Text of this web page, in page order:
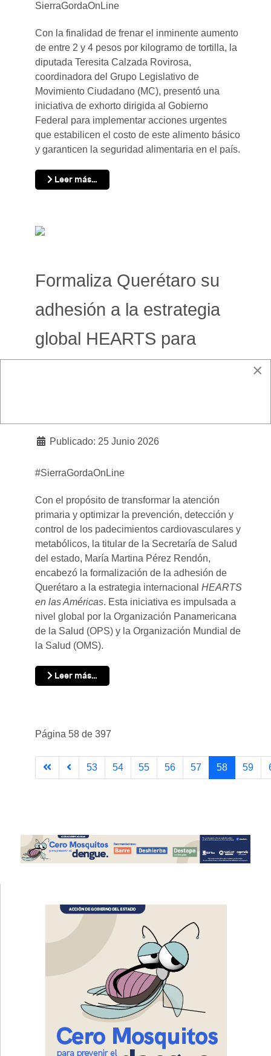
SierraGordaOnLine
Con la finalidad de frenar el inminente aumento
de entre 2 y 4 pesos por kilogramo de tortilla, la
diputada Teresita Calzada Rovirosa,
coordinadora del Grupo Legislativo de
Movimiento Ciudadano (MC), presentó una
iniciativa de exhorto dirigida al Gobierno
Federal para implementar acciones urgentes
que estabilicen el costo de este alimento básico
y garanticen la seguridad alimentaria en el país.
Leer más…
Formaliza Querétaro su
adhesión a la estrategia
global HEARTS para
Publicado: 25 Junio 2026
#SierraGordaOnLine
Con el propósito de transformar la atención
primaria y optimizar la prevención, detección y
control de los padecimientos cardiovasculares y
metabólicos, la titular de la Secretaría de Salud
del estado, María Martina Pérez Rendón,
encabezó la formalización de la adhesión de
Querétaro a la estrategia internacional HEARTS
en las Américas. Esta iniciativa es impulsada a
nivel global por la Organización Panamericana
de la Salud (OPS) y la Organización Mundial de
la Salud (OMS).
Leer más…
Página 58 de 397
53 54 55 56 57 58 59
×